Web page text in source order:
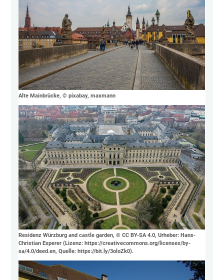
Alte Mainbrücke, © pixabay, maxmann
Residenz Würzburg and castle garden, © CC BY-SA 4.0, Urheber: Hans-
Christian Esperer (Lizenz: https://creativecommons.org/licenses/by-
sa/4.0/deed.en, Quelle: https://bit.ly/3oloZk0).